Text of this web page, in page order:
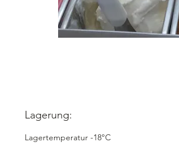
Lagerung:
Lagertemperatur -18°C